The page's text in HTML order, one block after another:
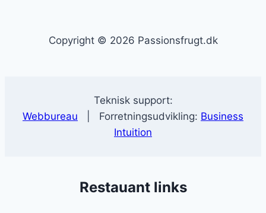
Copyright © 2026 Passionsfrugt.dk
Teknisk support:
Webbureau | Forretningsudvikling: Business
Intuition
Restauant links